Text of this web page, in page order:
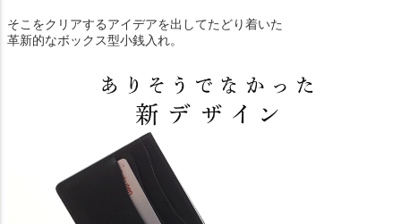
そこをクリアするアイデアを出してたどり着いた
革新的なボックス型小銭入れ。